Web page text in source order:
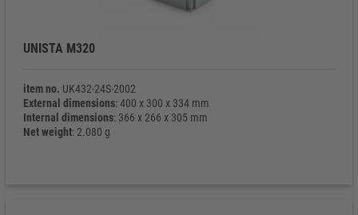
UNISTA M320
item no. UK432-24S-2002
External dimensions: 400 x 300 x 334 mm
Internal dimensions: 366 x 266 x 305 mm
Net weight: 2.080 g